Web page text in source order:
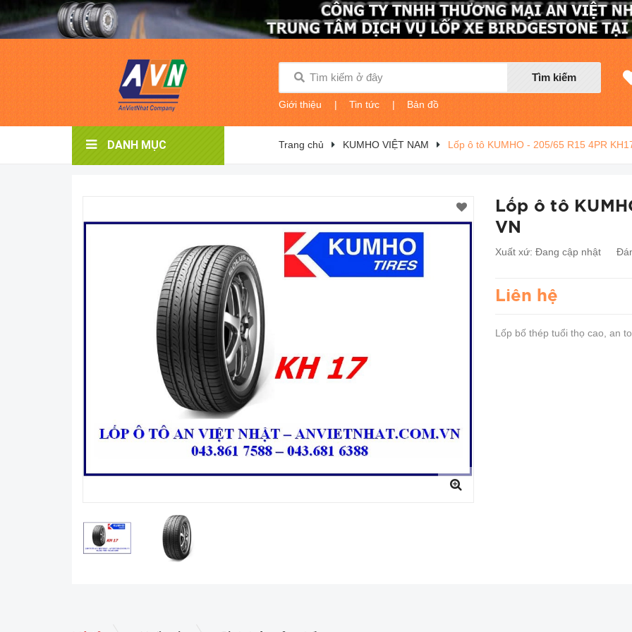
Tìm kiếm
Giới thiệu | Tin tức | Bản đồ
DANH MỤC Trang chủ KUMHO VIỆT NAM Lốp ô tô KUMHO - 205/65 R15 4PR
Lốp ô tô
VN
Xuất xứ: Đang cập nhật
Liên hệ
Lốp bố thép tuổi thọ cao, an